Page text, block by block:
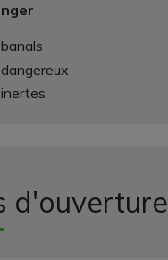
d'ouverture